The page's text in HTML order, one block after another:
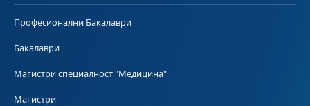
Професионални Бакалаври
Бакалаври
Магистри специалност "Медицина"
Магистри